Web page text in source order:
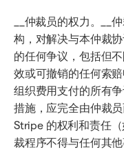
__仲裁员的权力。__
构，对解决与本仲裁
的任何争议，包括但
效或可撤销的任何索
组织费用支付的所有
措施，应完全由仲裁
Stripe 的权利和责任
裁程序不得与任何其